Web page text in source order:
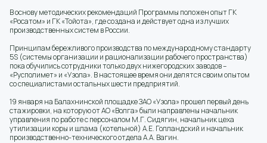
В основу методических рекомендаций Программы положен опыт ГК
«Росатом» и ГК «Тойота», где создана и действует одна из лучших
производственных систем в России.
Принципам бережливого производства по международному стандарту
5S (системы организации и рационализации рабочего пространства)
пока обучились сотрудники только двух нижегородских заводов –
«Русполимет» и «Узола». В настоящее время они делятся своим опытом
со специалистами остальных шести предприятий.
19 января на Балахнинской площадке ЗАО «Узола» прошел первый день
стажировки, на которую от АО «Волга» были направлены начальник
управления по работе с персоналом М.Г. Сидягин, начальник цеха
утилизации коры и шлама (котельной) А.Е. Голландский и начальник
производственно-технического отдела А.А. Вагин.